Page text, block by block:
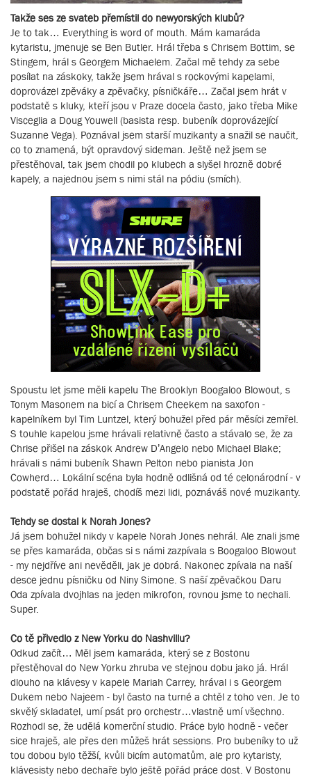
Takže ses ze svateb přemístil do newyorských klubů?
Je to tak… Everything is word of mouth. Mám kamaráda
kytaristu, jmenuje se Ben Butler. Hrál třeba s Chrisem Bottim, se
Stingem, hrál s Georgem Michaelem. Začal mě tehdy za sebe
posílat na záskoky, takže jsem hrával s rockovými kapelami,
doprovázel zpěváky a zpěvačky, písničkáře… Začal jsem hrát v
podstatě s kluky, kteří jsou v Praze docela často, jako třeba Mike
Visceglia a Doug Youwell (basista resp. bubeník doprovázející
Suzanne Vega). Poznával jsem starší muzikanty a snažil se naučit,
co to znamená, být opravdový sideman. Ještě než jsem se
přestěhoval, tak jsem chodil po klubech a slyšel hrozně dobré
kapely, a najednou jsem s nimi stál na pódiu (smích).
Spoustu let jsme měli kapelu The Brooklyn Boogaloo Blowout, s
Tonym Masonem na bicí a Chrisem Cheekem na saxofon -
kapelníkem byl Tim Luntzel, který bohužel před pár měsíci zemřel.
S touhle kapelou jsme hrávali relativně často a stávalo se, že za
Chrise přišel na záskok Andrew D’Angelo nebo Michael Blake;
hrávali s námi bubeník Shawn Pelton nebo pianista Jon
Cowherd… Lokální scéna byla hodně odlišná od té celonárodní - v
podstatě pořád hraješ, chodíš mezi lidi, poznáváš nové muzikanty.
Tehdy se dostal k Norah Jones?
Já jsem bohužel nikdy v kapele Norah Jones nehrál. Ale znali jsme
se přes kamaráda, občas si s námi zazpívala s Boogaloo Blowout
- my nejdříve ani nevěděli, jak je dobrá. Nakonec zpívala na naší
desce jednu písničku od Niny Simone. S naší zpěvačkou Daru
Oda zpívala dvojhlas na jeden mikrofon, rovnou jsme to nechali.
Super.
Co tě přivedlo z New Yorku do Nashvillu?
Odkud začít… Měl jsem kamaráda, který se z Bostonu
přestěhoval do New Yorku zhruba ve stejnou dobu jako já. Hrál
dlouho na klávesy v kapele Mariah Carrey, hrával i s Georgem
Dukem nebo Najeem - byl často na turné a chtěl z toho ven. Je to
skvělý skladatel, umí psát pro orchestr…vlastně umí všechno.
Rozhodl se, že udělá komerční studio. Práce bylo hodně - večer
sice hraješ, ale přes den můžeš hrát sessions. Pro bubeníky to už
tou dobou bylo těžší, kvůli bicím automatům, ale pro kytaristy,
klávesisty nebo dechaře bylo ještě pořád práce dost. V Bostonu